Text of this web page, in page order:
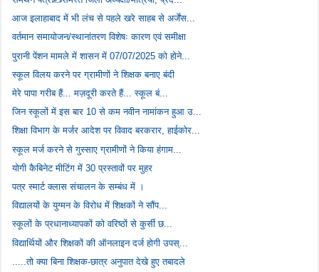
आज इलाहाबाद में भी लंच से पहले खरे साहब से अर्जेंस...
वर्तमान समायोजन/स्थानांतरण विशेषः कारण एवं समीक्षा
पुरानी पेंशन मामले में शासन में 07/07/2025 को होने...
स्कूल विलय करने पर ग्रामीणों ने शिक्षक बनाए बंदी
मेरे पापा गरीब हैं... मज़दूरी करते हैं... स्कूल बं...
जिन स्कूलों में इस बार 10 से कम नवीन नामांकन हुआ उ...
शिक्षा विभाग के मर्जर आदेश पर विवाद बरकरार, हाईकोर...
स्कूल मर्ज करने से गुस्साए ग्रामीणों ने किया हंगाम...
योगी कैबिनेट मीटिंग में 30 प्रस्तावों पर मुहर
पत्र स्मार्ट क्लास संचालन के सम्बंध में ।
विद्यालयों के युग्मन के विरोध में शिक्षकों ने सौंप...
स्कूलों के प्रधानाध्यापकों को वरिष्ठों से कुर्सी छ...
विद्यार्थियों और शिक्षकों की ऑनलाइन दर्ज होगी उपस्...
.....तो क्या बिना शिक्षक-छात्र अनुपात देखे हुए तबादले